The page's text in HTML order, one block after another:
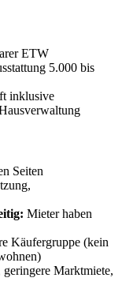
ETW
5.000 bis
inklusive
Seiten
Mieter haben
Käufergruppe (kein
Marktmiete,